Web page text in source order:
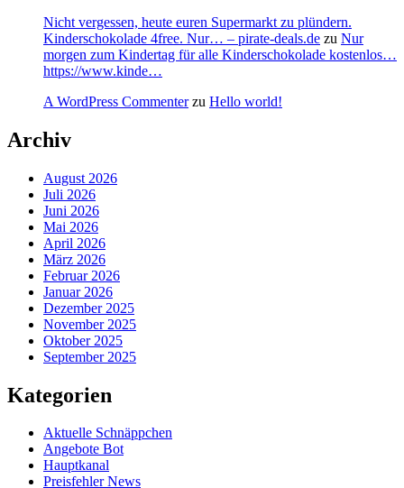
Nicht vergessen, heute euren Supermarkt zu plündern.
Kinderschokolade 4free. Nur… – pirate-deals.de zu Nur
morgen zum Kindertag für alle Kinderschokolade kostenlos…
https://www.kinde…
A WordPress Commenterzu Hello world!
Archiv
August 2026
Juli 2026
Juni 2026
Mai 2026
April 2026
März 2026
Februar 2026
Januar 2026
Dezember 2025
November 2025
Oktober 2025
September 2025
Kategorien
Aktuelle Schnäppchen
Angebote Bot
Hauptkanal
Preisfehler News